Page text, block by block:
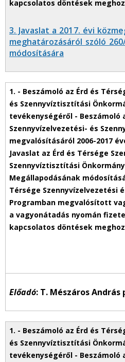
3. Javaslat a 2017. évi
meghatározásáról szóló
módosítására
Előadó: T. Mészáros